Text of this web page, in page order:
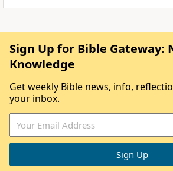
Sign Up for Bible Gateway:
Knowledge
Get weekly Bible news, info,
your inbox.